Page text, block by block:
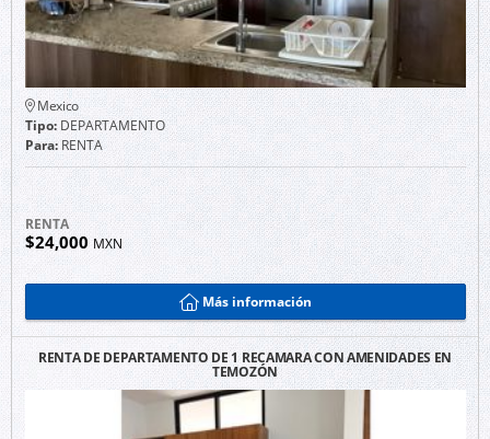
Mexico
Tipo:DEPARTAMENTO
Para:RENTA
RENTA
$24,000 MXN
Más información
RENTA DE DEPARTAMENTO DE 1 RECAMARA CON AMENIDADES EN
TEMOZÓN